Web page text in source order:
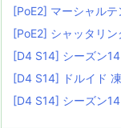
[PoE2] マーシャル
[PoE2] シャッタリ
[D4 S14] シーズン
[D4 S14] ドルイド
[D4 S14] シーズン